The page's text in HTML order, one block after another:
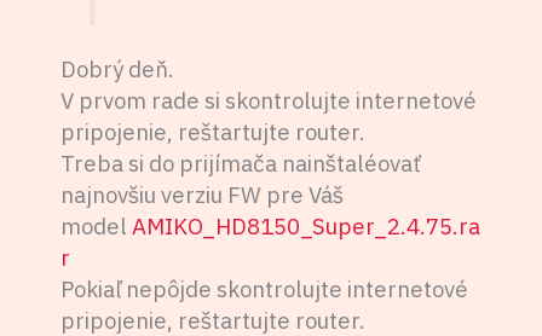
Dobrý deň.
V prvom rade si skontrolujte internetové
pripojenie, reštartujte router.
Treba si do prijímača nainštaléovať
najnovšiu verziu FW pre Váš
model AMIKO_HD8150_Super_2.4.75.ra
r
Pokiaľ nepôjde skontrolujte internetové
pripojenie, reštartujte router.